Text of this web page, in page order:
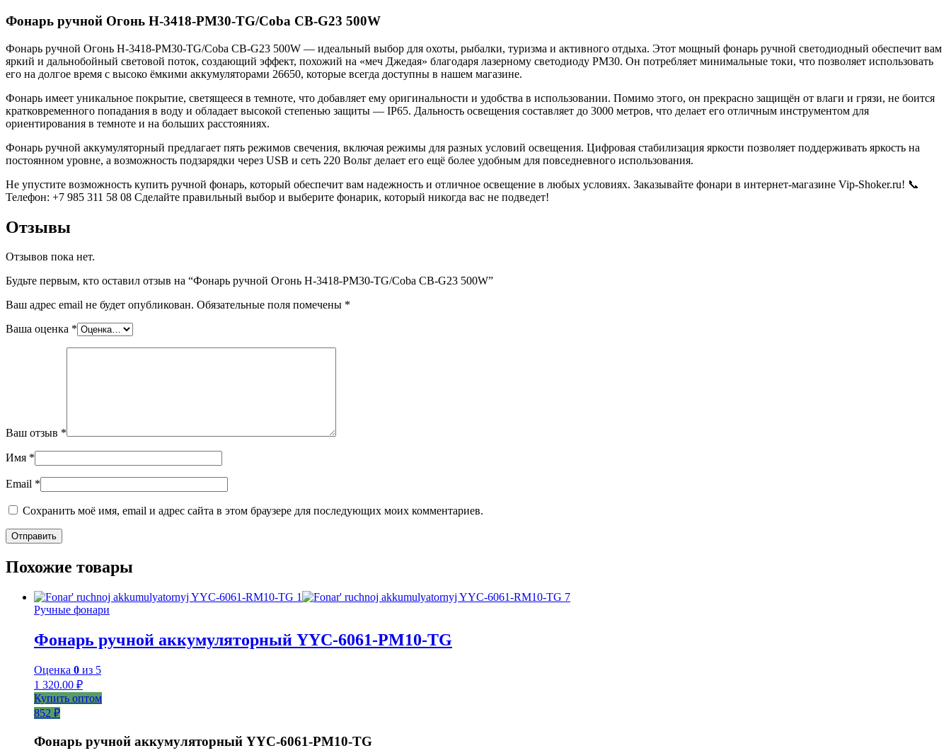
Фонарь ручной Огонь H-3418-PM30-TG/Coba CB-G23 500W
Фонарь ручной Огонь H-3418-PM30-TG/Coba CB-G23 500W — идеальный выбор для охоты, рыбалки, туризма и активного отдыха. Этот мощный фонарь ручной светодиодный обеспечит вам
яркий и дальнобойный световой поток, создающий эффект, похожий на «меч Джедая» благодаря лазерному светодиоду PM30. Он потребляет минимальные токи, что позволяет использовать
его на долгое время с высоко ёмкими аккумуляторами 26650, которые всегда доступны в нашем магазине.
Фонарь имеет уникальное покрытие, светящееся в темноте, что добавляет ему оригинальности и удобства в использовании. Помимо этого, он прекрасно защищён от влаги и грязи, не боится
кратковременного попадания в воду и обладает высокой степенью защиты — IP65. Дальность освещения составляет до 3000 метров, что делает его отличным инструментом для
ориентирования в темноте и на больших расстояниях.
Фонарь ручной аккумуляторный предлагает пять режимов свечения, включая режимы для разных условий освещения. Цифровая стабилизация яркости позволяет поддерживать яркость на
постоянном уровне, а возможность подзарядки через USB и сеть 220 Вольт делает его ещё более удобным для повседневного использования.
Не упустите возможность купить ручной фонарь, который обеспечит вам надежность и отличное освещение в любых условиях. Заказывайте фонари в интернет-магазине Vip-Shoker.ru! 📞
Телефон: +7 985 311 58 08 Сделайте правильный выбор и выберите фонарик, который никогда вас не подведет!
Отзывы
Отзывов пока нет.
Будьте первым, кто оставил отзыв на “Фонарь ручной Огонь H-3418-PM30-TG/Coba CB-G23 500W”
Ваш адрес email не будет опубликован. Обязательные поля помечены *
Ваша оценка *
Ваш отзыв *
Имя *
Email *
Сохранить моё имя, email и адрес сайта в этом браузере для последующих моих комментариев.
Похожие товары
Ручные фонари
Фонарь ручной аккумуляторный YYC-6061-РM10-TG
Оценка 0 из 5
1 320.00 ₽
Купить оптом
852 ₽
Фонарь ручной аккумуляторный YYC-6061-РM10-TG